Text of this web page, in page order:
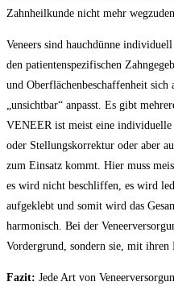
Zahnheilkunde nicht mehr
Veneers sind hauchdünne
den patientenspezifischen
und Oberflächenbeschaffenheit
„unsichtbar“ anpasst. Es gibt
VENEER ist meist eine
oder Stellungskorrektur oder aber
zum Einsatz kommt. Hier muss
es wird nicht beschliffen, es wird
aufgeklebt und somit wird das
harmonisch. Bei der
Vordergrund, sondern sie, mit ihren
Fazit: Jede Art von